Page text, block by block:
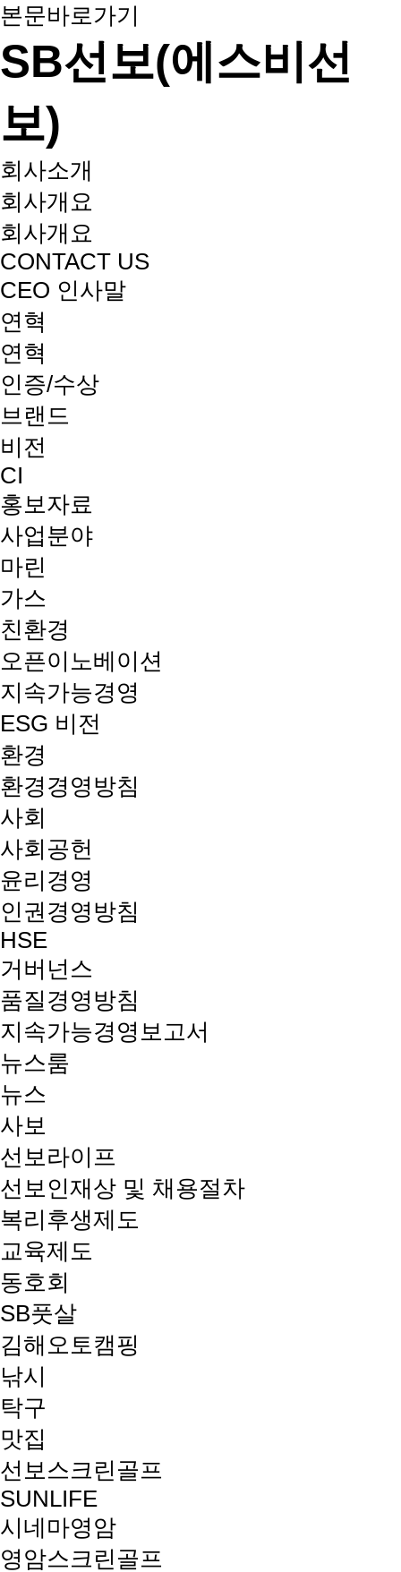
본문바로가기
SB선보(에스비선
보)
회사소개
회사개요
회사개요
CONTACT US
CEO 인사말
연혁
연혁
인증/수상
브랜드
비전
CI
홍보자료
사업분야
마린
가스
친환경
오픈이노베이션
지속가능경영
ESG 비전
환경
환경경영방침
사회
사회공헌
윤리경영
인권경영방침
HSE
거버넌스
품질경영방침
지속가능경영보고서
뉴스룸
뉴스
사보
선보라이프
선보인재상 및 채용절차
복리후생제도
교육제도
동호회
SB풋살
김해오토캠핑
낚시
탁구
맛집
선보스크린골프
SUNLIFE
시네마영암
영암스크린골프